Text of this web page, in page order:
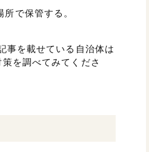
で保管する。
事を載せている自治体は
を調べてみてくださ